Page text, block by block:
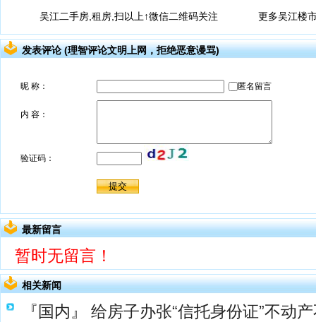
吴江二手房,租房,扫以上↑微信二维码关注 更多吴江楼
发表评论 (理智评论文明上网，拒绝恶意谩骂)
最新留言
暂时无留言！
相关新闻
『国内』
给房子办张“信托身份证”不动